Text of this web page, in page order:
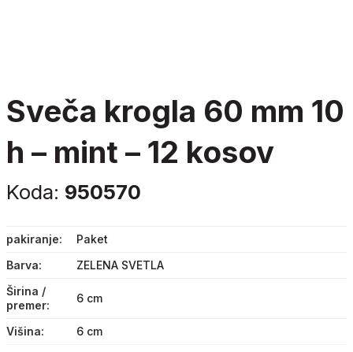
sveča krogla 60 mm 10
h – mint – 12 kosov
Koda: 950570
pakiranje
Paket
Barva
ZELENA SVETLA
Širina /
premer
6 cm
Višina 6 cm